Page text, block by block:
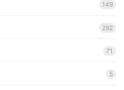
149
292
71
5